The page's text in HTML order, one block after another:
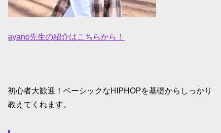
ayano先生の紹介はこちらから！
初心者大歓迎！ベーシックなHIPHOPを基礎からしっかり
教えてくれます。